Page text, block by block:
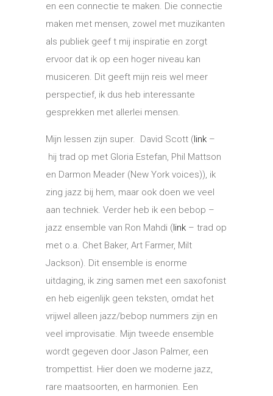
en een connectie te maken. Die connectie
maken met mensen, zowel met muzikanten
als publiek geef t mij inspiratie en zorgt
ervoor dat ik op een hoger niveau kan
musiceren. Dit geeft mijn reis wel meer
perspectief, ik dus heb interessante
gesprekken met allerlei mensen.
Mijn lessen zijn super. David Scott (link –
hij trad op met Gloria Estefan, Phil Mattson
en Darmon Meader (New York voices)), ik
zing jazz bij hem, maar ook doen we veel
aan techniek. Verder heb ik een bebop –
jazz ensemble van Ron Mahdi (link – trad op
met o.a. Chet Baker, Art Farmer, Milt
Jackson). Dit ensemble is enorme
uitdaging, ik zing samen met een saxofonist
en heb eigenlijk geen teksten, omdat het
vrijwel alleen jazz/bebop nummers zijn en
veel improvisatie. Mijn tweede ensemble
wordt gegeven door Jason Palmer, een
trompettist. Hier doen we moderne jazz,
rare maatsoorten, en harmonien. Een